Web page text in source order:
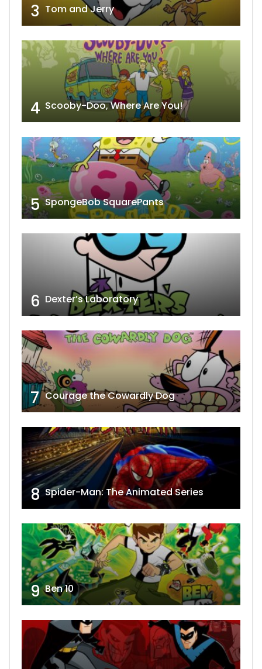
3 Tom and Jerry
4 Scooby-Doo, Where Are You!
5 SpongeBob SquarePants
6 Dexter’s Laboratory
7 Courage the Cowardly Dog
8 Spider-Man: The Animated Series
9 Ben 10